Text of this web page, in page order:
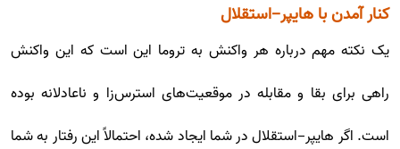
کنار آمدن با هایپر-استقلال
یک نکته مهم درباره هر واکنش به تروما این است که این واکنش
راهی برای بقا و مقابله در موقعیت‌های استرس‌زا و ناعادلانه بوده
است. اگر هایپر-استقلال در شما ایجاد شده، احتمالاً این رفتار به شما